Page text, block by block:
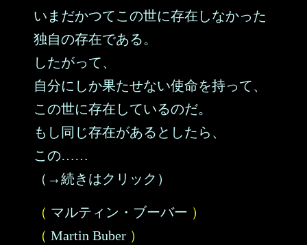
いまだかつてこの世に存在しなかった
独自の存在である。
したがって、
自分にしか果たせない使命を持って、
この世に存在しているのだ。
もし同じ存在があるとしたら、
この……
（→続きはクリック）
（ マルティン・ブーバー ）
（ Martin Buber ）